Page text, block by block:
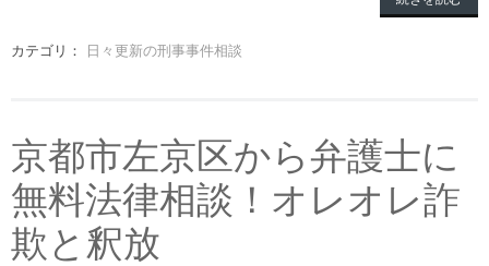
カテゴリ： 日々更新の刑事事件相談
京都市左京区から弁護士に
無料法律相談！オレオレ詐
欺と釈放